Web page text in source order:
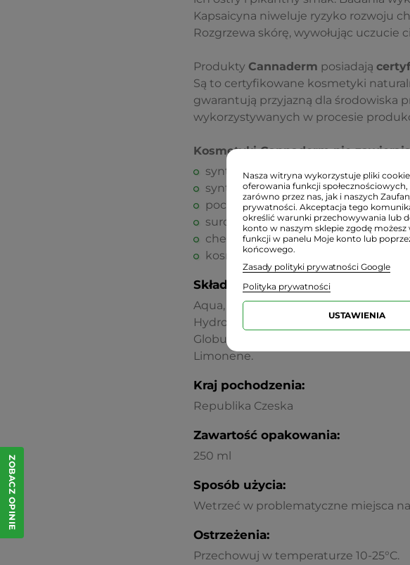
Kapsaicyna niweluje ryzyko rozwoju
Rozgrzewa skórę, wywołując uczucie
Produkty Cannaderm posiadają
Są to certyfikowane kosmetyki
gwarantują przyjazną dla środowiska
wykorzystywanych w procesie
Kosmetyki Cannaderm nie
syntetycznych substancji
syntetycznych konserwantów i
pochodnych ropy naftowej
surowców modyfikowanych
chemicznych filtrów UV,
kosmetyki nie są testowane na
Składniki INCI:
Aqua, Alcohol Ddenat., Cannabis
Hydrogenated Castor Oil, Sodium
Globulus Leaf Oil, Abies Sibirica Oil,
Limonene.
Kraj pochodzenia:
Republika Czeska
Zawartość opakowania:
250 ml
Sposób użycia:
Wetrzeć w problematyczne miejsca
Ostrzeżenia:
Przechowuj w temperaturze 10-25°C.
Nasza witryna wykorzystuje pliki
oferowania funkcji
zarówno przez nas, jak i naszych
prywatności. Akceptacja tego
określić warunki przechowywania lub
konto w naszym sklepie zgodę
funkcji w panelu Moje konto lub
końcowego.
Zasady polityki prywatności Google
Polityka prywatności
USTAWIENIA
ZOBACZ OPINIE